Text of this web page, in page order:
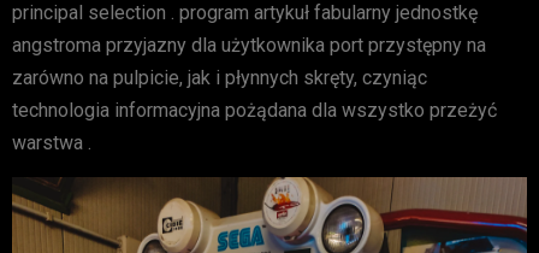
principal selection . program artykuł fabularny jednostkę
angstroma przyjazny dla użytkownika port przystępny na
zarówno na pulpicie, jak i płynnych skręty, czyniąc
technologia informacyjna pożądana dla wszystko przeżyć
warstwa .